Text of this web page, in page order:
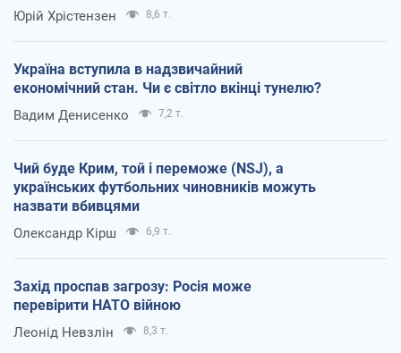
Юрій Хрістензен 8,6 т.
Україна вступила в надзвичайний
економічний стан. Чи є світло вкінці тунелю?
Вадим Денисенко 7,2 т.
Чий буде Крим, той і переможе (NSJ), а
українських футбольних чиновників можуть
назвати вбивцями
Олександр Кірш 6,9 т.
Захід проспав загрозу: Росія може
перевірити НАТО війною
Леонід Невзлін 8,3 т.